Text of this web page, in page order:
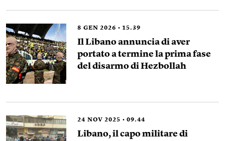
8 GEN 2026 15.39
Il Libano annuncia di aver
portato a termine la prima fase
del disarmo di Hezbollah
24 NOV 2025 09.44
Libano, il capo militare di